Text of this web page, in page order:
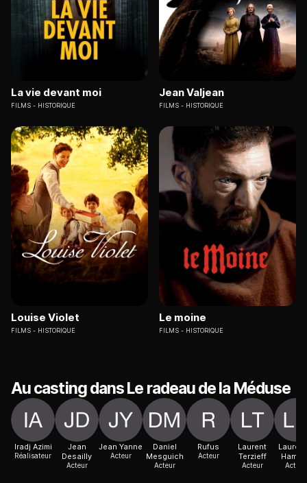
La vie devant moi
FILMS HISTORIQUE
Jean Valjean
FILMS HISTORIQUE
Louise Violet
FILMS HISTORIQUE
Le moine
FILMS HISTORIQUE
Au casting dans Le radeau de la Méduse
Iradj Azimi
Réalisateur
Jean
Desailly
Acteur
Jean Yanne
Acteur
Daniel
Mesguich
Acteur
Rufus
Acteur
Laurent
Terzieff
Acteur Actrice